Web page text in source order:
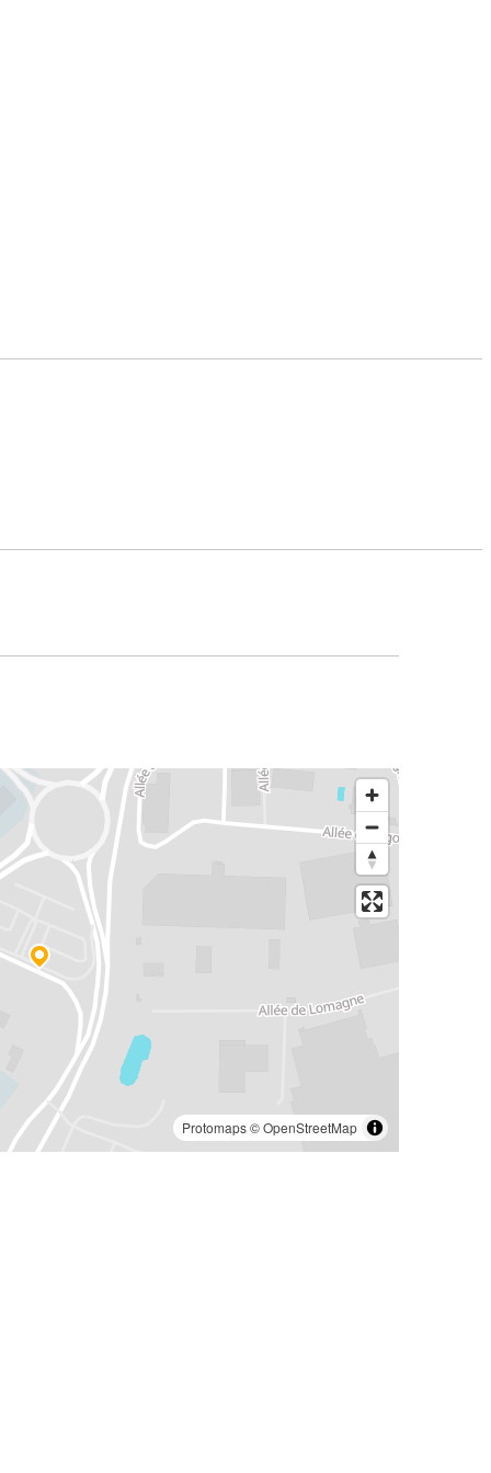
Protomaps©OpenStreetMap